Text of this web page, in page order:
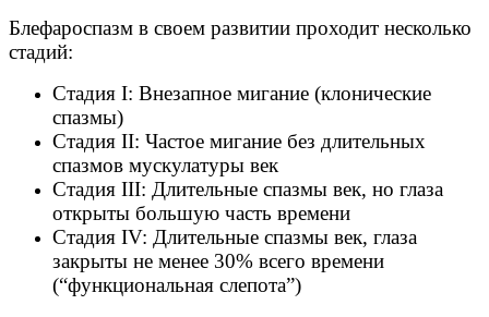
Блефароспазм в своем развитии проходит несколько
стадий:
Стадия I: Внезапное мигание (клонические
спазмы)
Стадия II: Частое мигание без длительных
спазмов мускулатуры век
Стадия III: Длительные спазмы век, но глаза
открыты большую часть времени
Стадия IV: Длительные спазмы век, глаза
закрыты не менее 30% всего времени
(“функциональная слепота”)